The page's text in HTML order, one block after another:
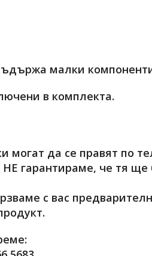
малки
в комплекта.
могат да се правят по
НЕ гарантираме, че тя
с вас